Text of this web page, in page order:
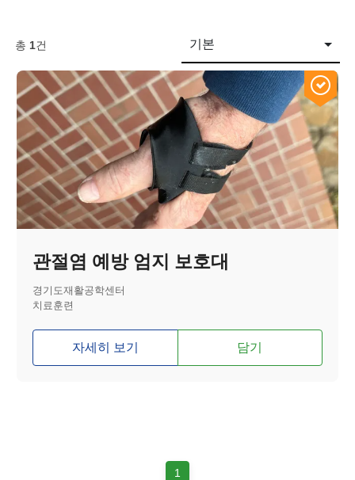
총 1건 기본
관절염 예방 엄지 보호대
경기도재활공학센터
치료훈련
자세히 보기 담기
1